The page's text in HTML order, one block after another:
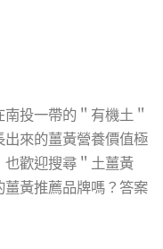
投一帶的＂有機土＂
來的薑黃營養價值極
歡迎搜尋＂土薑黃
薑黃推薦品牌嗎？答案